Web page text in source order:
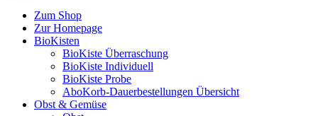
Zum Shop
Zur Homepage
BioKisten
BioKiste Überraschung
BioKiste Individuell
BioKiste Probe
AboKorb-Dauerbestellungen Übersicht
Obst & Gemüse